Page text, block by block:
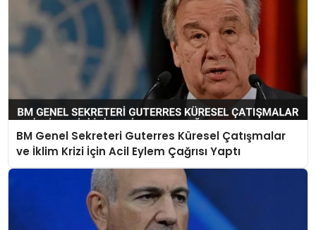
BM Genel Sekreteri Guterres Küresel Çatışmalar
ve İklim Krizi İçin Acil Eylem Çağrısı Yaptı